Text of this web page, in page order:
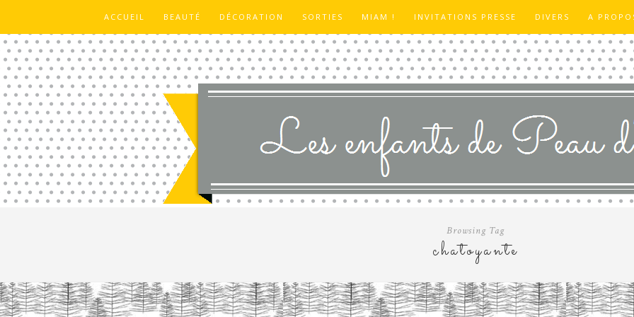
ACCUEIL BEAUTÉ DÉCORATION SORTIES MIAM ! INVITATIONS PRESSE DIVERS A
Browsing Tag
chatoyante